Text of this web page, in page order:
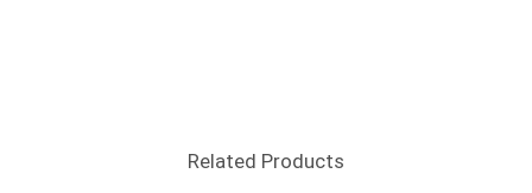
Related Products